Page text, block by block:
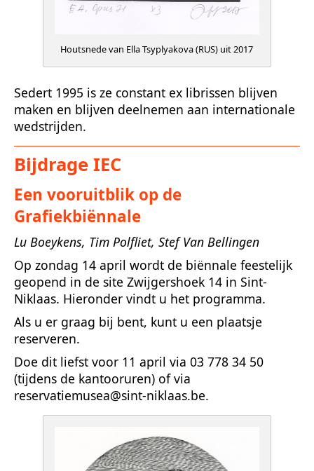
Houtsnede van Ella Tsyplyakova (RUS) uit 2017
Sedert 1995 is ze constant ex librissen blijven
maken en blijven deelnemen aan internationale
wedstrijden.
Bijdrage IEC
Een vooruitblik op de
Grafiekbiënnale
Lu Boeykens, Tim Polfliet, Stef Van Bellingen
Op zondag 14 april wordt de biënnale feestelijk
geopend in de site Zwijgershoek 14 in Sint-
Niklaas. Hieronder vindt u het programma.
Als u er graag bij bent, kunt u een plaatsje
reserveren.
Doe dit liefst voor 11 april via 03 778 34 50
(tijdens de kantooruren) of via
reservatiemusea@sint-niklaas.be.